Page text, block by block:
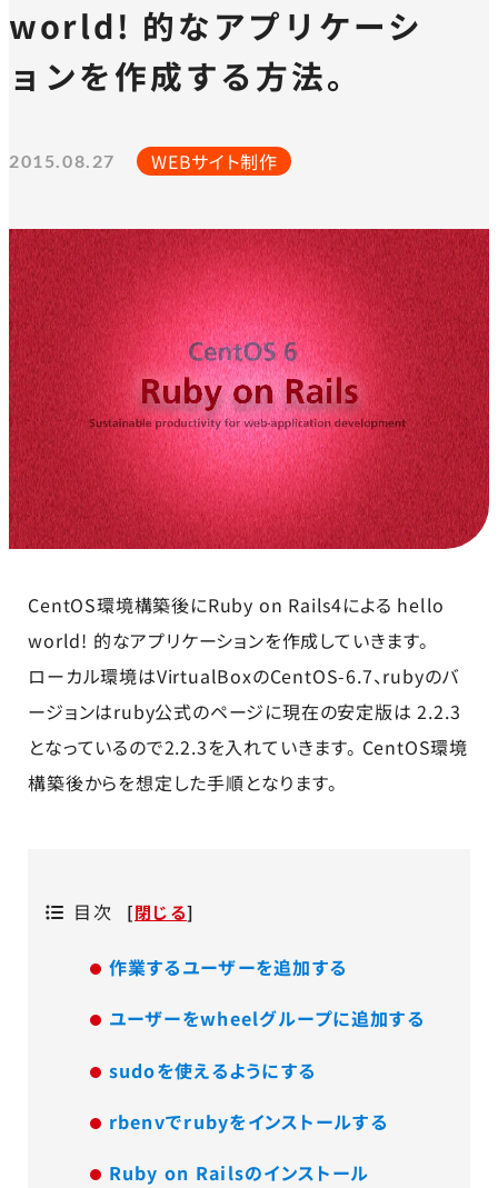
world! 的なアプリケーシ
ョンを作成する方法。
2015.08.27 WEBサイト制作
CentOS環境構築後にRuby on Rails4による hello
world! 的なアプリケーションを作成していきます。
ローカル環境はVirtualBoxのCentOS-6.7、rubyのバ
ージョンはruby公式のページに現在の安定版は 2.2.3
となっているので2.2.3を入れていきます。 CentOS環境
構築後からを想定した手順となります。
目次 [閉じる]
作業するユーザーを追加する
ユーザーをwheelグループに追加する
sudoを使えるようにする
rbenvでrubyをインストールする
Ruby on Railsのインストール